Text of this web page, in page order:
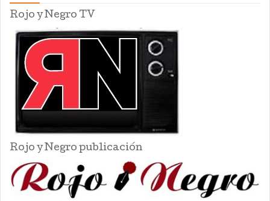
Rojo y Negro TV
Rojo y Negro publicación